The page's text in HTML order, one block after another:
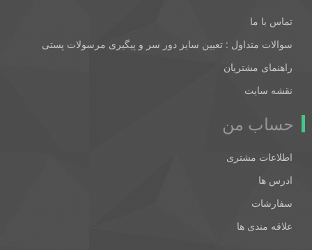
تماس با ما
سوالات متداول : تعیین سایز دور سر و پیگیری مرسولات پستی
راهنمای مشتریان
نقشه سایت
حساب من
اطلاعات مشتری
ادرس ها
سفارشات
علاقه مندی ها